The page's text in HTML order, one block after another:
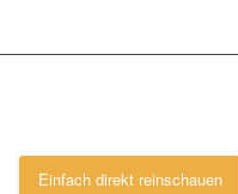
Einfach direkt reinschauen